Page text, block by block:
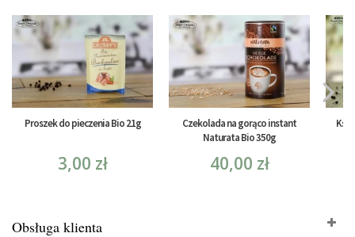
Proszek do pieczenia Bio 21g
3,00 zł
Czekolada na gorąco instant
Naturata Bio 350g
40,00 zł
Obsługa klienta